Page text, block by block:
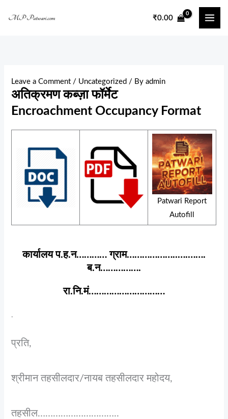
₹0.00
Leave a Comment / Uncategorized / Byadmin
अतिक्रमण कब्ज़ा फॉर्मेट
Encroachment Occupancy Format
Patwari Report
Autofill
कार्यालय प.ह.न………… ग्राम………………..….…….
ब.न…………….
रा.नि.मं…………………………
.
प्रति,
श्रीमान तहसीलदार/नायब तहसीलदार महोदय,
तहसील…………………………..